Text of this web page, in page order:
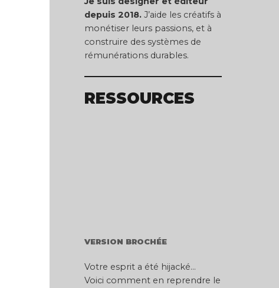
depuis 2018.J’aide les créatifs à
monétiser leurs passions, et à
construire des systèmes de
rémunérations durables.
RESSOURCES
VERSION BROCHÉE
Votre esprit a été hijacké…
Voici comment en reprendre le